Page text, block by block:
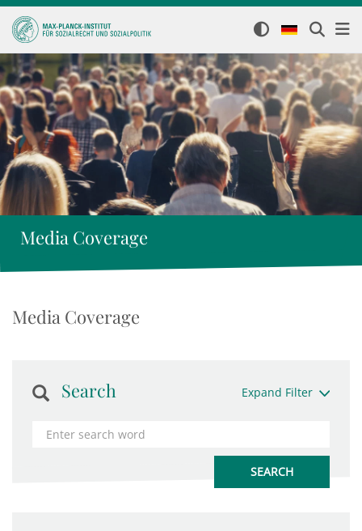
Media Coverage
Media Coverage
Search Expand Filter